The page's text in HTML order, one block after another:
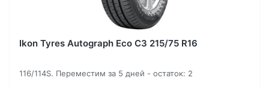
Ikon Tyres Autograph Eco C3 215/75 R16
116/114S. Переместим за 5 дней - остаток: 2